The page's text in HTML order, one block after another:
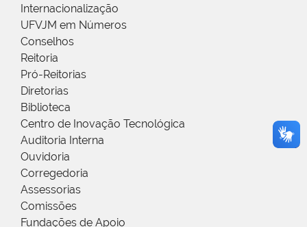
Internacionalização
UFVJM em Números
Conselhos
Reitoria
Pró-Reitorias
Diretorias
Biblioteca
Centro de Inovação Tecnológica
Auditoria Interna
Ouvidoria
Corregedoria
Assessorias
Comissões
Fundações de Apoio